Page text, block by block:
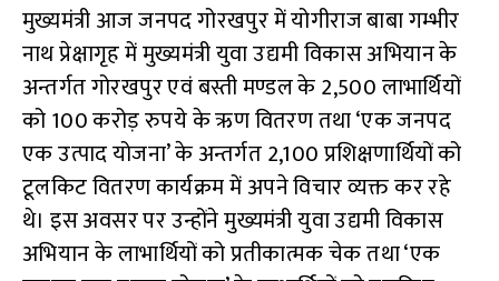
मुख्यमंत्री आज जनपद गोरखपुर में योगीराज बाबा गम्भीर
नाथ प्रेक्षागृह में मुख्यमंत्री युवा उद्यमी विकास अभियान के
अन्तर्गत गोरखपुर एवं बस्ती मण्डल के 2,500 लाभार्थियों
को 100 करोड़ रुपये के ऋण वितरण तथा ‘एक जनपद
एक उत्पाद योजना’ के अन्तर्गत 2,100 प्रशिक्षणार्थियों को
टूलकिट वितरण कार्यक्रम में अपने विचार व्यक्त कर रहे
थे। इस अवसर पर उन्होंने मुख्यमंत्री युवा उद्यमी विकास
अभियान के लाभार्थियों को प्रतीकात्मक चेक तथा ‘एक